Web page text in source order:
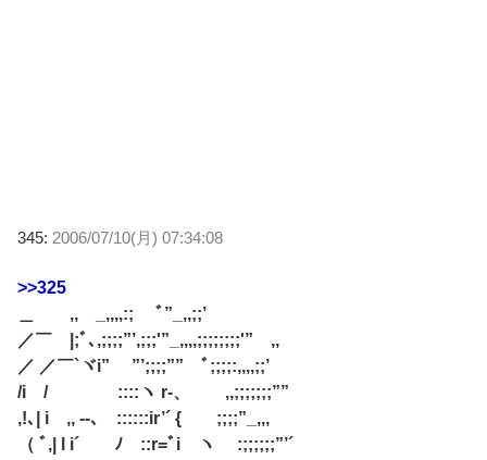
345: 2006/07/10(月) 07:34:08
>>325
＿ ,, _,,,,:; ﾞ”_,,;;’
／￣ |;ﾞ､,;;;;”’,;;;'”_,,,,;;;;;;;;'” ,,
／ ／￣`ヾi” ”’;;;;”” ﾞ;;;;:,,,,;;’
/i / ::::ヽ r‐、 ,,;;;;;;;””
,!､| i ,, -‐､ ::::::ir’´ { ;;;;”_,,,
（ ﾞ,| l i´ ﾉ ::r=ﾞi ヽ :;;;;;;”’´